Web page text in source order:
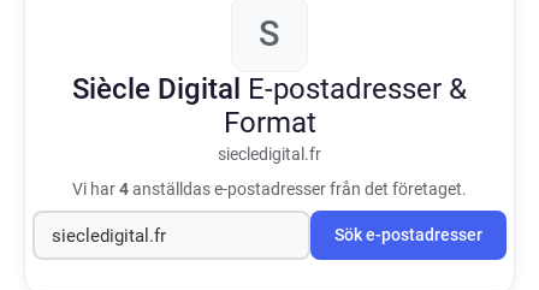
S
Siècle Digital E-postadresser &
Format
siecledigital.fr
Vi har4anställdas e-postadresser från det företaget.
Sök e-postadresser